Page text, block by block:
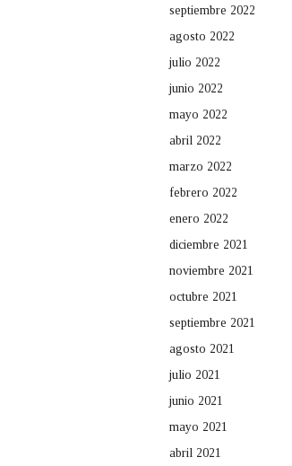
septiembre 2022
agosto 2022
julio 2022
junio 2022
mayo 2022
abril 2022
marzo 2022
febrero 2022
enero 2022
diciembre 2021
noviembre 2021
octubre 2021
septiembre 2021
agosto 2021
julio 2021
junio 2021
mayo 2021
abril 2021